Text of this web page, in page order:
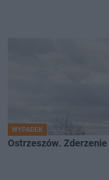
WYPADEK
Ostrzeszów.